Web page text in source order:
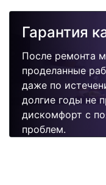
Гарантия
После ремонта
проделанные
даже по
долгие годы не
дискомфорт с
проблем.